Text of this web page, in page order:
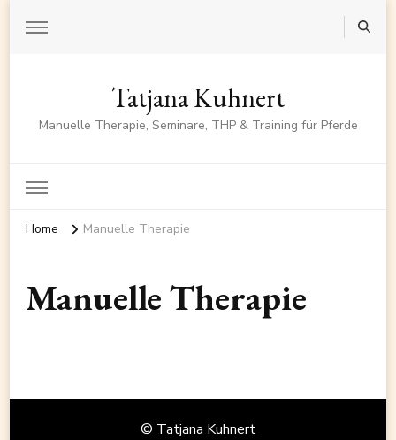
Tatjana Kuhnert
Manuelle Therapie, Seminare, THP & Training für Pferde
Home Manuelle Therapie
Manuelle Therapie
© Tatjana Kuhnert